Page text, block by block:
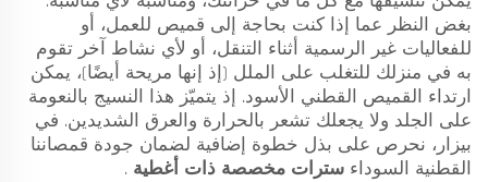
بغض النظر عما إذا كنت بحاجة إلى قميص للعمل، أو
للفعاليات غير الرسمية أثناء التنقل، أو لأي نشاط آخر تقوم
به في منزلك للتغلب على الملل (إذ إنها مريحة أيضًا)، يمكن
ارتداء القميص القطني الأسود. إذ يتميّز هذا النسيج بالنعومة
على الجلد ولا يجعلك تشعر بالحرارة والعرق الشديدين. في
بيزار، نحرص على بذل خطوة إضافية لضمان جودة قمصاننا
القطنية السوداء سترات مخصصة ذات أغطية .